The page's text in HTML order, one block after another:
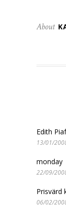
About
Edith Piaf
13/01/
monday
22/09/
Prisvärd
06/02/